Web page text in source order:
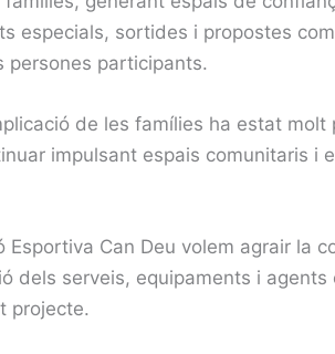
especials, sortides i propostes
persones participants.
de les famílies ha estat
impulsant espais comunitaris i
Esportiva Can Deu volem agrair la
dels serveis, equipaments i
projecte.